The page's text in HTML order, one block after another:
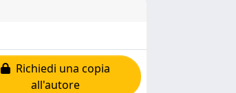
Richiedi una copia
all'autore